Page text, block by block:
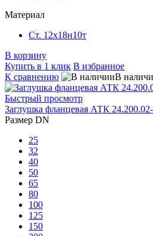
Материал
Ст. 12х18н10т
В корзину
Купить в 1 клик В избранное
К сравнению
В
Быстрый просмотр
Заглушка фланцевая АТК
Размер DN
25
32
40
50
65
80
100
125
150